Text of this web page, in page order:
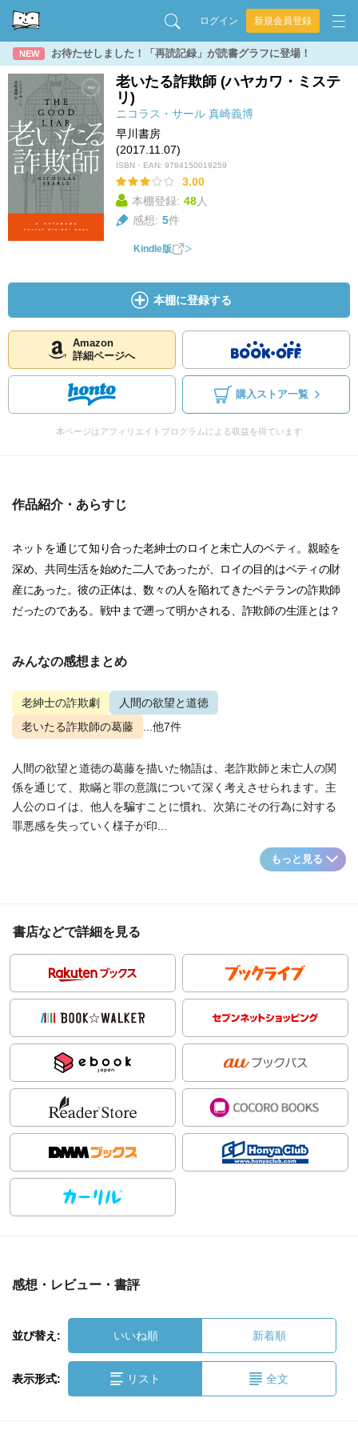
ログイン 新規会員登録
NEW お待たせしました！「再読記録」が読書グラフに登場！
老いたる詐欺師 (ハヤカワ・ミステ
リ)
ニコラス・サール 真崎義博
早川書房
(2017.11.07)
ISBN・EAN: 9784150019259
3.00
本棚登録: 48人
感想: 5件
Kindle版
本棚に登録する
Amazon
詳細ページへ
購入ストア一覧
本ページはアフィリエイトプログラムによる収益を得ています
作品紹介・あらすじ
ネットを通じて知り合った老紳士のロイと未亡人のベティ。親睦を
深め、共同生活を始めた二人であったが、ロイの目的はベティの財
産にあった。彼の正体は、数々の人を陥れてきたベテランの詐欺師
だったのである。戦中まで遡って明かされる、詐欺師の生涯とは？
みんなの感想まとめ
老紳士の詐欺劇
人間の欲望と道徳
老いたる詐欺師の葛藤
...他7件
人間の欲望と道徳の葛藤を描いた物語は、老詐欺師と未亡人の関
係を通じて、欺瞞と罪の意識について深く考えさせられます。主
人公のロイは、他人を騙すことに慣れ、次第にその行為に対する
罪悪感を失っていく様子が印...
もっと見る
書店などで詳細を見る
感想・レビュー・書評
並び替え: いいね順 新着順
表示形式: リスト 全文